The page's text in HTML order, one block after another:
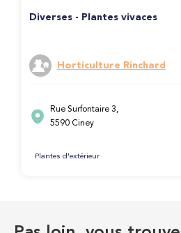
Diverses - Plantes vivaces
Horticulture Rinchard
Rue Surfontaire 3,
5590 Ciney
Plantes d'extérieur